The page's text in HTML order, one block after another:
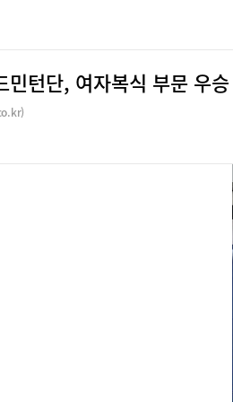
민턴단, 여자복식 부문 우